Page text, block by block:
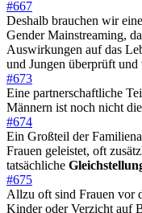
#667
Deshalb brauchen wir
Gender Mainstreaming,
Auswirkungen auf das
und Jungen überprüft
#673
Eine partnerschaftliche
Männern ist noch nicht
#674
Ein Großteil der
Frauen geleistet, oft
tatsächliche
#675
Allzu oft sind Frauen vor
Kinder oder Verzicht auf